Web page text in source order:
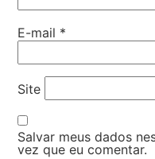
E-mail *
Site
Salvar meus dados
vez que eu comentar.